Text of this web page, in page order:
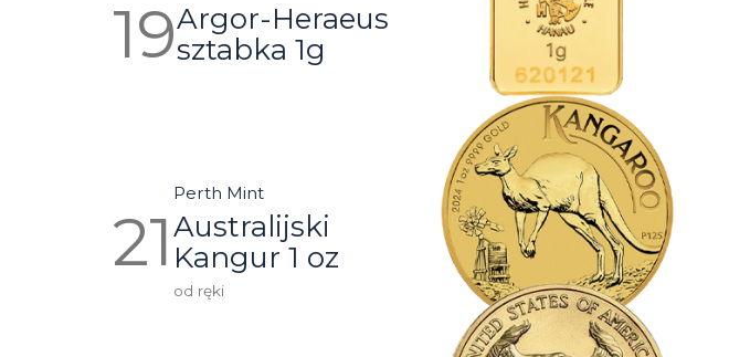
Argor-Heraeus
sztabka 1g
Perth Mint
Australijski
Kangur 1 oz
od ręki